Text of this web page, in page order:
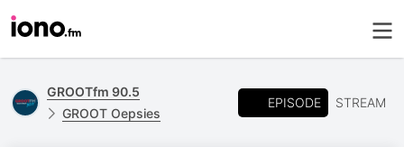
GROOTfm 90.5
GROOT Oepsies
EPISODE STREAM